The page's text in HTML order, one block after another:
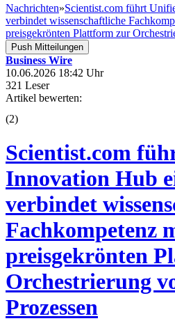
Nachrichten»Scientist.com führt
verbindet wissenschaftliche
preisgekrönten Plattform zur
Push Mitteilungen
Business Wire
10.06.2026 18:42 Uhr
321 Leser
Artikel bewerten:
(2)
Scientist.com
Innovation Hub
verbindet
Fachkompetenz
preisgekrönten
Orchestrierung
Prozessen